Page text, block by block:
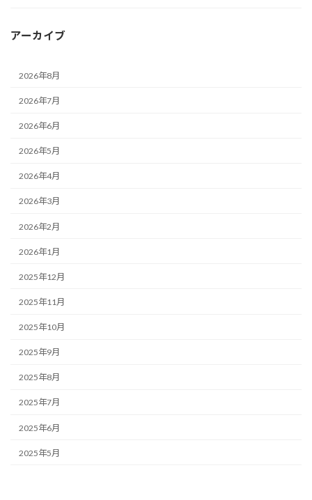
アーカイブ
2026年8月
2026年7月
2026年6月
2026年5月
2026年4月
2026年3月
2026年2月
2026年1月
2025年12月
2025年11月
2025年10月
2025年9月
2025年8月
2025年7月
2025年6月
2025年5月